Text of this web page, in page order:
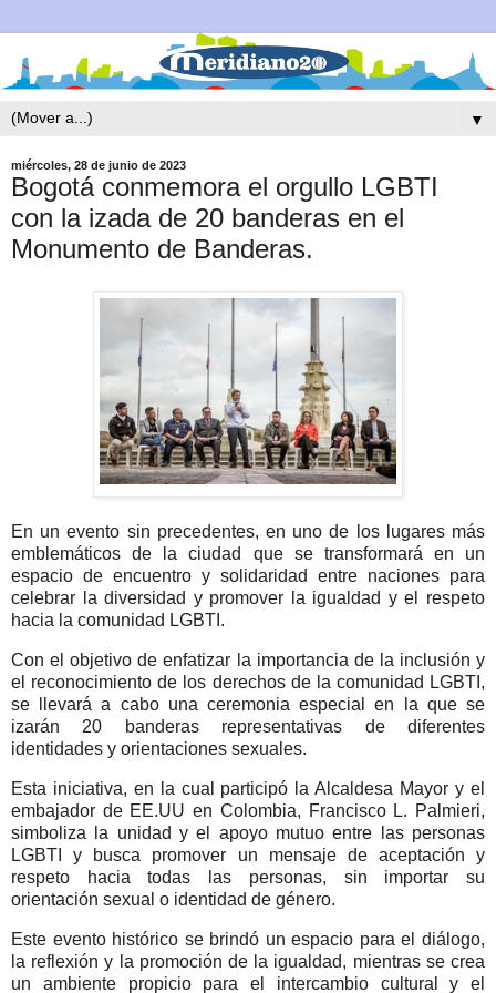
▼
miércoles, 28 de junio de 2023
Bogotá conmemora el orgullo LGBTI
con la izada de 20 banderas en el
Monumento de Banderas.
En un evento sin precedentes, en uno de los lugares más
emblemáticos de la ciudad que se transformará en un
espacio de encuentro y solidaridad entre naciones para
celebrar la diversidad y promover la igualdad y el respeto
hacia la comunidad LGBTI.
Con el objetivo de enfatizar la importancia de la inclusión y
el reconocimiento de los derechos de la comunidad LGBTI,
se llevará a cabo una ceremonia especial en la que se
izarán 20 banderas representativas de diferentes
identidades y orientaciones sexuales.
Esta iniciativa, en la cual participó la Alcaldesa Mayor y el
embajador de EE.UU en Colombia, Francisco L. Palmieri,
simboliza la unidad y el apoyo mutuo entre las personas
LGBTI y busca promover un mensaje de aceptación y
respeto hacia todas las personas, sin importar su
orientación sexual o identidad de género.
Este evento histórico se brindó un espacio para el diálogo,
la reflexión y la promoción de la igualdad, mientras se crea
un ambiente propicio para el intercambio cultural y el